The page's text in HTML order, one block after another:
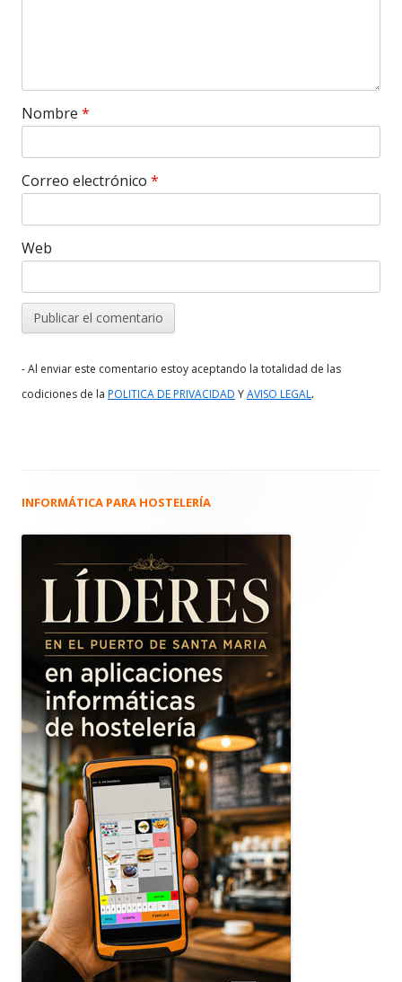
Nombre *
Correo electrónico *
Web
- Al enviar este comentario estoy aceptando la totalidad de las
codiciones de la POLITICA DE PRIVACIDAD YAVISO LEGAL.
Barra
principal
INFORMÁTICA PARA HOSTELERÍA